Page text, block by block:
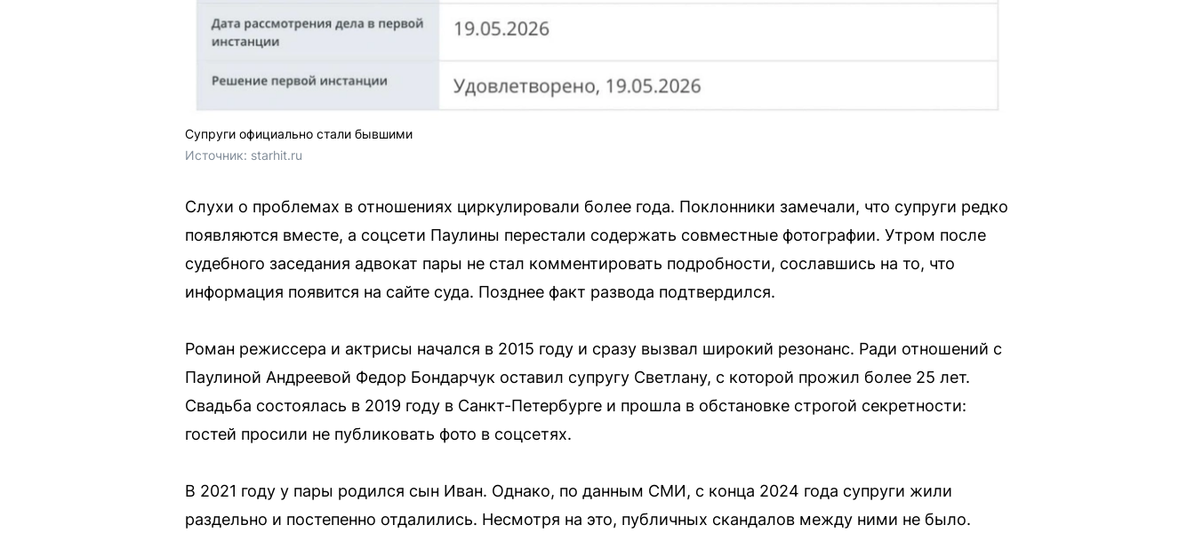
Супруги официально стали бывшими
Источник: starhit.ru
Слухи о проблемах в отношениях циркулировали более года. Поклонники замечали, что супруги редко
появляются вместе, а соцсети Паулины перестали содержать совместные фотографии. Утром после
судебного заседания адвокат пары не стал комментировать подробности, сославшись на то, что
информация появится на сайте суда. Позднее факт развода подтвердился.
Роман режиссера и актрисы начался в 2015 году и сразу вызвал широкий резонанс. Ради отношений с
Паулиной Андреевой Федор Бондарчук оставил супругу Светлану, с которой прожил более 25 лет.
Свадьба состоялась в 2019 году в Санкт-Петербурге и прошла в обстановке строгой секретности:
гостей просили не публиковать фото в соцсетях.
В 2021 году у пары родился сын Иван. Однако, по данным СМИ, с конца 2024 года супруги жили
раздельно и постепенно отдалились. Несмотря на это, публичных скандалов между ними не было.